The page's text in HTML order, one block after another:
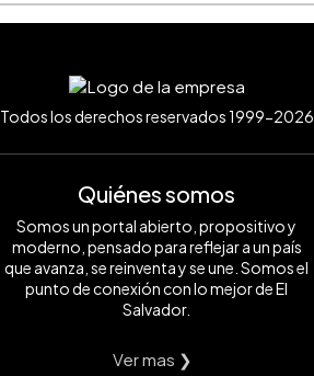
Todos los derechos reservados 1999-2026
Quiénes somos
Somos un portal abierto, propositivo y
moderno, pensado para reflejar a un país
que avanza, se reinventa y se une. Somos el
punto de conexión con lo mejor de El
Salvador.
Ver mas ❯